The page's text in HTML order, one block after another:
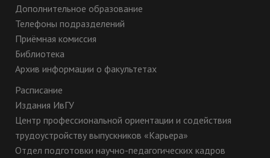
Дополнительное образование
Телефоны подразделений
Приёмная комиссия
Библиотека
Архив информации о факультетах
Расписание
Издания ИвГУ
Центр профессиональной ориентации и содействия
трудоустройству выпускников «Карьера»
Отдел подготовки научно-педагогических кадров